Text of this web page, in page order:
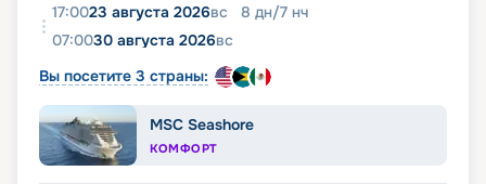
17:0023 августа 2026вс 8 дн/7 нч
07:0030 августа 2026вс
Вы посетите 3 страны:
MSC Seashore
КОМФОРТ